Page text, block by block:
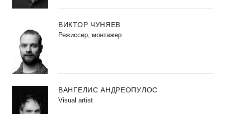
ВИКТОР ЧУНЯЕВ
Режиссер, монтажер
ВАНГЕЛИС АНДРЕОПУЛОС
Visual artist